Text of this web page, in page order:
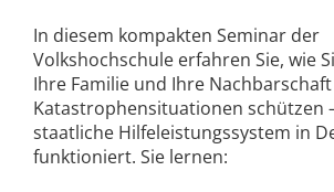
In diesem kompakten Seminar der
Volkshochschule erfahren Sie, wie
Ihre Familie und Ihre
Katastrophensituationen schützen
staatliche Hilfeleistungssystem in
funktioniert. Sie lernen: